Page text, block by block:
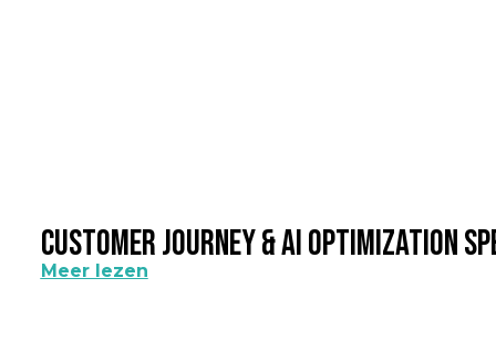
Customer Journey & AI Optimization
Meer lezen